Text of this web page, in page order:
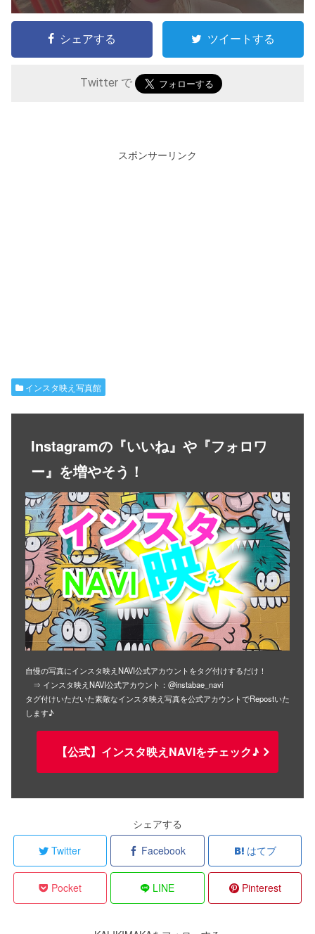
シェアする ツイートする
Twitter で
スポンサーリンク
インスタ映え写真館
Instagramの『いいね』や『フォロワ
ー』を増やそう！
自慢の写真にインスタ映えNAVI公式アカウントをタグ付けするだけ！
⇒ インスタ映えNAVI公式アカウント：@instabae_navi
タグ付けいただいた素敵なインスタ映え写真を公式アカウントでRepostいた
します♪
【公式】インスタ映えNAVIをチェック♪
シェアする
Twitter
Facebook はてブ
Pocket LINE Pinterest